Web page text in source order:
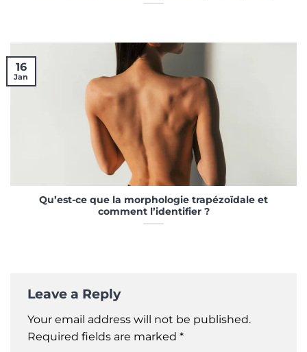
Qu’est-ce que la morphologie trapézoïdale et
comment l’identifier ?
16
Jan
Leave a Reply
Your email address will not be published.
Required fields are marked *